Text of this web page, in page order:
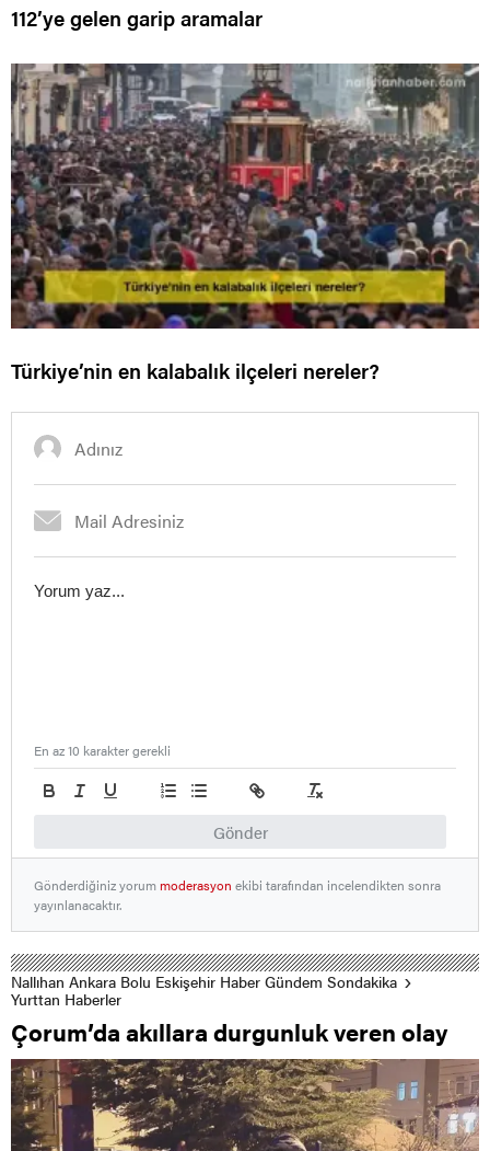
112’ye gelen garip aramalar
Türkiye’nin en kalabalık ilçeleri nereler?
Gönder
En az 10 karakter gerekli
Gönderdiğiniz yorummoderasyon ekibi tarafından incelendikten sonra
yayınlanacaktır.
Nallıhan Ankara Bolu Eskişehir Haber Gündem Sondakika
Yurttan Haberler
Çorum’da akıllara durgunluk veren olay